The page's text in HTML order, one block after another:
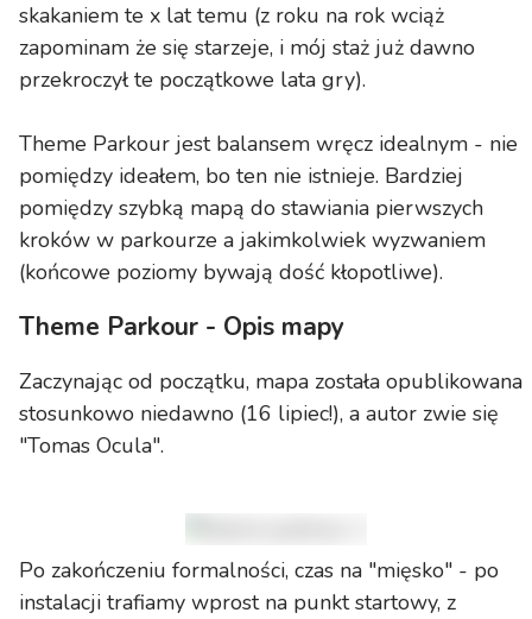
skakaniem te x lat temu (z roku na rok wciąż
zapominam że się starzeje, i mój staż już dawno
przekroczył te początkowe lata gry).
Theme Parkour jest balansem wręcz idealnym - nie
pomiędzy ideałem, bo ten nie istnieje. Bardziej
pomiędzy szybką mapą do stawiania pierwszych
kroków w parkourze a jakimkolwiek wyzwaniem
(końcowe poziomy bywają dość kłopotliwe).
Theme Parkour - Opis mapy
Zaczynając od początku, mapa została opublikowana
stosunkowo niedawno (16 lipiec!), a autor zwie się
"Tomas Ocula".
Po zakończeniu formalności, czas na "mięsko" - po
instalacji trafiamy wprost na punkt startowy, z